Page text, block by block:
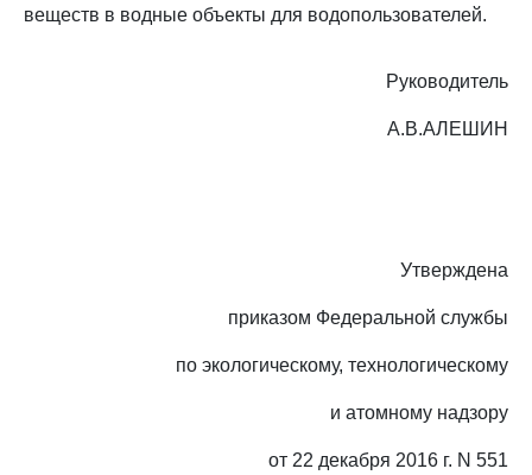
веществ в водные объекты для водопользователей.
Руководитель
А.В.АЛЕШИН
Утверждена
приказом Федеральной службы
по экологическому, технологическому
и атомному надзору
от 22 декабря 2016 г. N 551